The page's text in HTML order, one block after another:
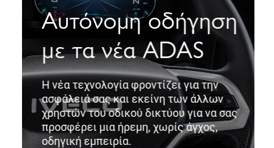
Αυτόνομη οδήγηση
με τα νέα ADAS
Η νέα τεχνολογία φροντίζει για την
ασφάλειά σας και εκείνη των άλλων
χρηστών του οδικού δικτύου για να σας
προσφέρει μια ήρεμη, χωρίς άγχος,
οδηγική εμπειρία.